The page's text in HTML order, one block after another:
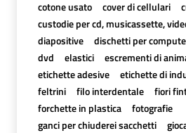
cotone usato cover di cellulari
custodie per cd, musicassette,
diapositive
dischetti per
dvd
elastici
escrementi di
etichette adesive
etichette di
feltrini
filo interdentale fiori
forchette in plastica
fotografie
ganci per chiuderei sacchetti